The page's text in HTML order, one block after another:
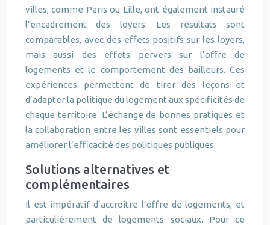
villes, comme Paris ou Lille, ont également instauré
l’encadrement des loyers. Les résultats sont
comparables, avec des effets positifs sur les loyers,
mais aussi des effets pervers sur l’offre de
logements et le comportement des bailleurs. Ces
expériences permettent de tirer des leçons et
d’adapter la politique du logement aux spécificités de
chaque territoire. L’échange de bonnes pratiques et
la collaboration entre les villes sont essentiels pour
améliorer l’efficacité des politiques publiques.
Solutions alternatives et
complémentaires
Il est impératif d’accroître l’offre de logements, et
particulièrement de logements sociaux. Pour ce